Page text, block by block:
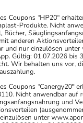
Coupons "HP20"
Produkte. Nicht
Bücher,
anderen
und nur einzulösen
Gültig: 01.07.2026 bis
Wir behalten uns vor,
Coupons "Canergy20"
Nicht anwendbar auf
und
unter